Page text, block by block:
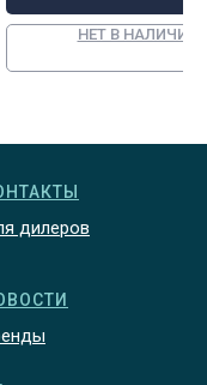
НЕТ В НАЛИЧИИ
дилеров